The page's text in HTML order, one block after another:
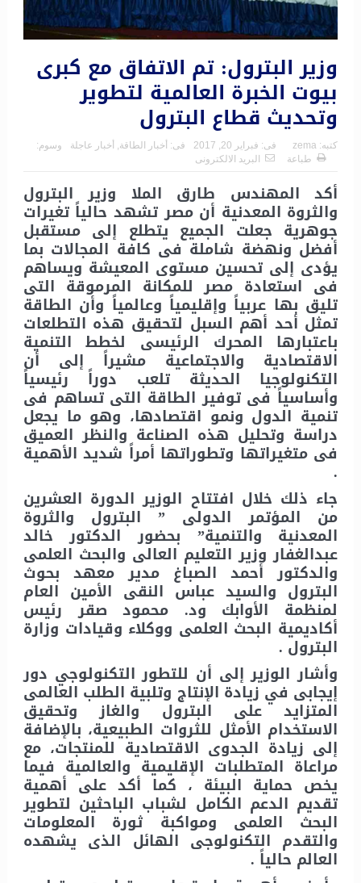
وزير البترول: تم الاتفاق مع كبرى
بيوت الخبرة العالمية لتطوير
وتحديث قطاع البترول
كتبه: zema فى: فبراير 20, 2017 فى: أخبار الطاقة, أخبار عاجلة
وسوم:
طباعة
البريد الالكترونى
أكد المهندس طارق الملا وزير البترول
والثروة المعدنية أن مصر تشهد حالياً تغيرات
جوهرية جعلت الجميع يتطلع إلى مستقبل
أفضل ونهضة شاملة فى كافة المجالات بما
يؤدى إلى تحسين مستوى المعيشة ويساهم
فى استعادة مصر للمكانة المرموقة التى
تليق بها عربياً وإقليمياً وعالمياً وأن الطاقة
تمثل أحد أهم السبل لتحقيق هذه التطلعات
باعتبارها المحرك الرئيسى لخطط التنمية
الاقتصادية والاجتماعية مشيراً إلى أن
التكنولوجيا الحديثة تلعب دوراً رئيسياً
وأساسياً فى توفير الطاقة التى تساهم فى
تنمية الدول ونمو اقتصادها، وهو ما يجعل
دراسة وتحليل هذه الصناعة والنظر العميق
فى متغيراتها وتطوراتها أمراً شديد الأهمية
.
جاء ذلك خلال افتتاح الوزير الدورة العشرين
من المؤتمر الدولى ” البترول والثروة
المعدنية والتنمية” بحضور الدكتور خالد
عبدالغفار وزير التعليم العالى والبحث العلمى
والدكتور أحمد الصباغ مدير معهد بحوث
البترول والسيد عباس النقى الأمين العام
لمنظمة الأوابك ود. محمود صقر رئيس
أكاديمية البحث العلمى ووكلاء وقيادات وزارة
البترول .
وأشار الوزير إلى أن للتطور التكنولوجي دور
إيجابى في زيادة الإنتاج وتلبية الطلب العالمى
المتزايد على البترول والغاز وتحقيق
الاستخدام الأمثل للثروات الطبيعية، بالإضافة
إلى زيادة الجدوى الاقتصادية للمنتجات، مع
مراعاة المتطلبات الإقليمية والعالمية فيما
يخص حماية البيئة ، كما أكد على أهمية
تقديم الدعم الكامل لشباب الباحثين لتطوير
البحث العلمى ومواكبة ثورة المعلومات
والتقدم التكنولوجى الهائل الذى يشهده
العالم حالياً .